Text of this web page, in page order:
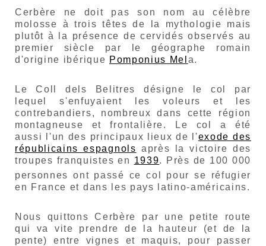
Cerbère ne doit pas son nom au célèbre
molosse à trois têtes de la mythologie mais
plutôt à la présence de cervidés observés au
premier siècle par le géographe romain
d'origine ibérique Pomponius Mel a.
LeColl dels Belitres
désigne le col par
lequel s'enfuyaient les voleurs et les
contrebandiers, nombreux dans cette région
montagneuse et frontalière. Le col a été
aussi l'un des principaux lieux de l'exode des
républicains espagnols après la victoire des
troupes franquistes en 1939. Près de 100 000
personnes
ont passé ce col pour se réfugier
en France et dans les pays latino-américains.
Nous quittons Cerbère par une petite route
qui va vite prendre de la hauteur (et de la
pente) entre vignes et maquis, pour passer